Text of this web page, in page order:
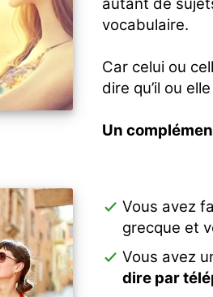
vocabulaire.
Car celui ou
dire qu’il ou
Un
Vous avez
grecque et
Vous avez
dire par